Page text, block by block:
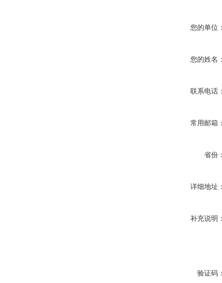
您的单位
您的姓名
联系电话
常用邮箱
省份
详细地址
补充说明
验证码